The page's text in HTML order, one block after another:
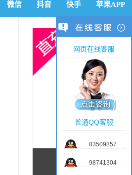
微信 抖音 快手 苹果APP
网页在线客服
普通QQ客服
83509857
98741304